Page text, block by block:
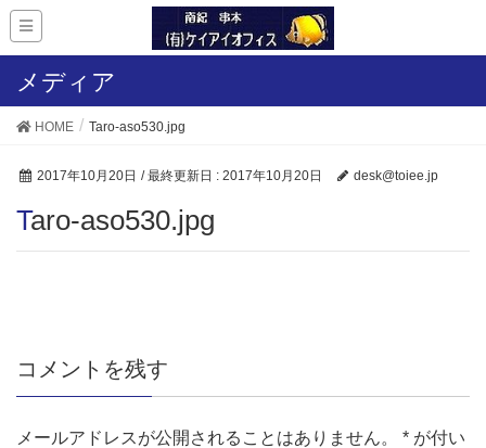
メディア
HOME Taro-aso530.jpg
2017年10月20日 / 最終更新日 : 2017年10月20日 desk@toiee.jp
Taro-aso530.jpg
コメントを残す
メールアドレスが公開されることはありません。 * が付い